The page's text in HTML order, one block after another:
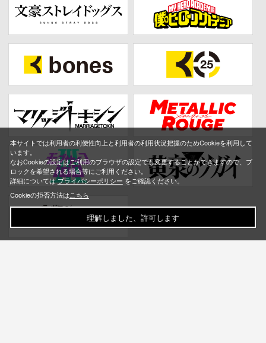
本サイトでは利用者の利便性向上と利用者の利用状況把握のためCookieを利用して
います。
なおCookieの設定はご利用のブラウザの設定でも変更することができますので、ブ
ロックを希望される場合等にご利用ください。
詳細についてはプライバシーポリシー をご確認ください。
Cookieの拒否方法はこちら
理解しました、許可します